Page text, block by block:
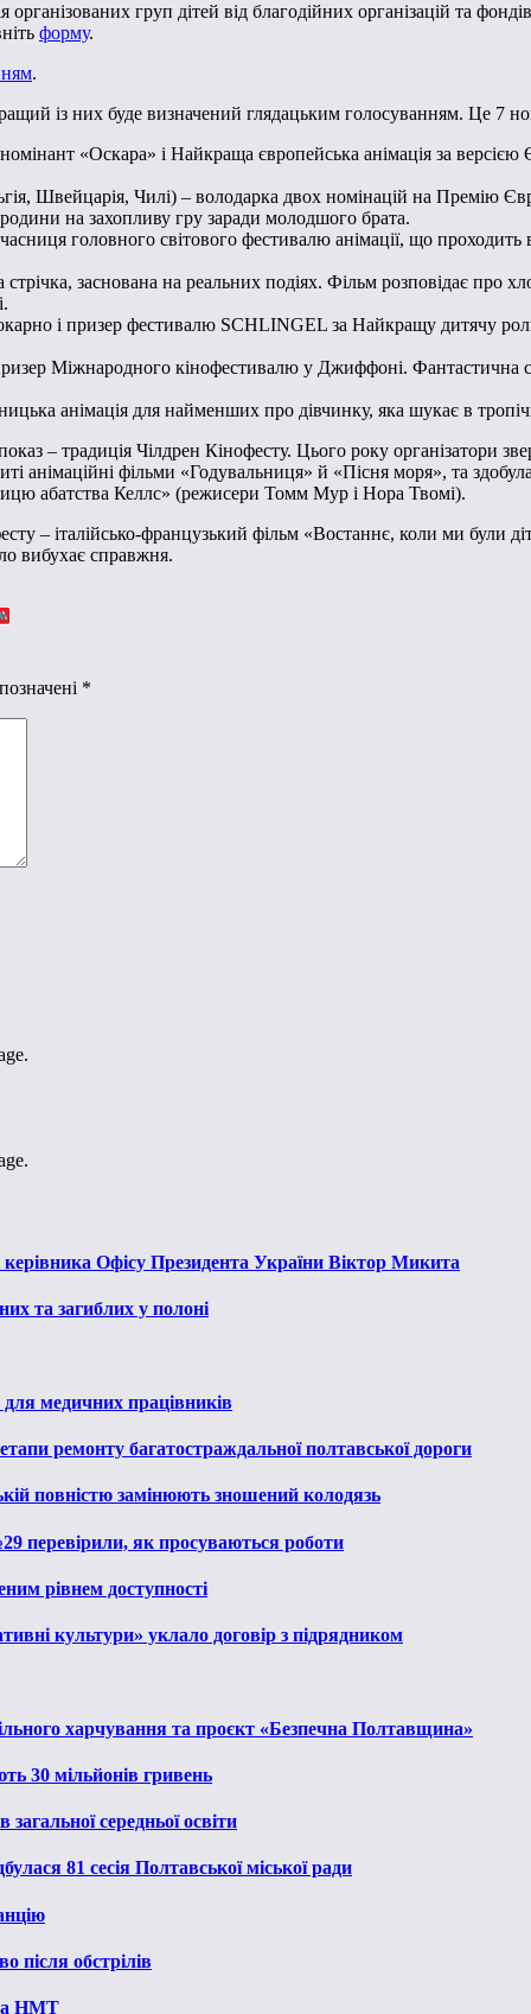
організованих груп дітей від благодійних організацій та
форму.
.
із них буде визначений глядацьким голосуванням. Це 7
«Оскара» і Найкраща європейська анімація за версією
Швейцарія, Чилі) – володарка двох номінацій на Премію
на захопливу гру заради молодшого брата.
головного світового фестивалю анімації, що проходить
заснована на реальних подіях. Фільм розповідає про
і призер фестивалю SCHLINGEL за Найкращу дитячу
Міжнародного кінофестивалю у Джиффоні. Фантастична
анімація для найменших про дівчинку, яка шукає в
– традиція Чілдрен Кінофесту. Цього року організатори
анімаційні фільми «Годувальниця» й «Пісня моря», та
абатства Келлс» (режисери Томм Мур і Нора Твомі).
– італійсько-французький фільм «Востаннє, коли ми були
вибухає справжня.
*
Офісу Президента України Віктор Микита
та загиблих у полоні
медичних працівників
ремонту багатостраждальної полтавської дороги
повністю замінюють зношений колодязь
перевірили, як просуваються роботи
рівнем доступності
культури» уклало договір з підрядником
харчування та проєкт «Безпечна Полтавщина»
30 мільйонів гривень
середньої освіти
81 сесія Полтавської міської ради
після обстрілів
НМТ